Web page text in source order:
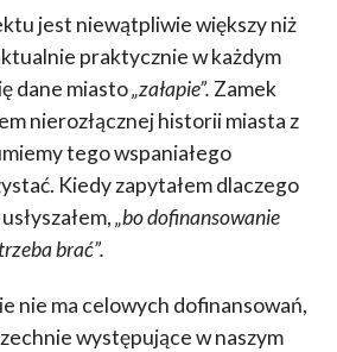
jest niewątpliwie większy niż
praktycznie w każdym
dane miasto„załapie”. Zamek
nierozłącznej historii miasta z
tego wspaniałego
Kiedy zapytałem dlaczego
„bo dofinansowanie
brać”.
nie ma celowych dofinansowań,
występujące w naszym